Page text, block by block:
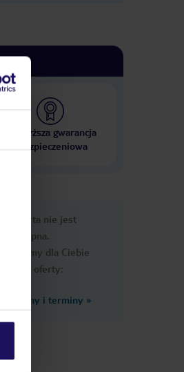
Najwyższa gwarancja
ubezpieczeniowa
ta oferta nie jest
dostępna.
dla Ciebie
oferty:
inne ceny i terminy »